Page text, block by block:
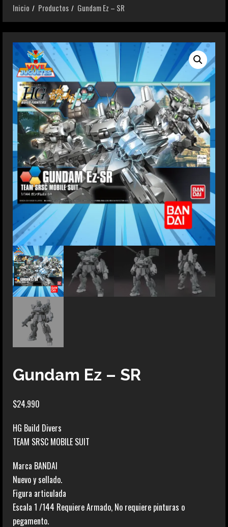
Inicio
Productos Gundam Ez – SR
Gundam Ez – SR
$24.990
HG Build Divers
TEAM SRSC MOBILE SUIT
Marca BANDAI
Nuevo y sellado.
Figura articulada
Escala 1 /144 Requiere Armado, No requiere pinturas o
pegamento.